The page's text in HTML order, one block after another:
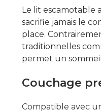
Le lit escamotable
sacrifie jamais le
place.
traditionnelles
permet un
Couchage
Compatible avec